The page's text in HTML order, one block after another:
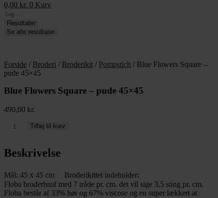
0,00 kr. 0 Kurv
Search
...Resultater
Se alle resultater
Forside / Broderi / Broderikit / Pompstich / Blue Flowers Square –
pude 45×45
Blue Flowers Square – pude 45×45
490,00 kr.
Blue
-
antal
Tilføj til kurv
Beskrivelse
Mål: 45 x 45 cm Broderikittet indeholder:
Floba broderistof med 7 tråde pr. cm. det vil sige 3,5 sting pr. cm.
Floba består af 33% hør og 67% viscose og en super lækkert at